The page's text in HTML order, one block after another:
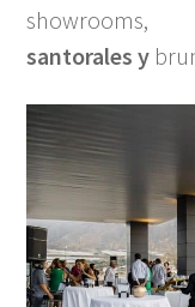
santorales y